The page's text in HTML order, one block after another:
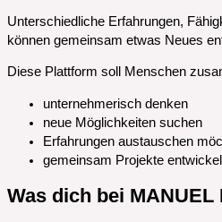
Unterschiedliche Erfahrungen,
können gemeinsam etwas Neues
Diese Plattform soll Menschen
unternehmerisch denken
neue Möglichkeiten suchen
Erfahrungen austauschen
gemeinsam Projekte
Was dich bei MANUEL